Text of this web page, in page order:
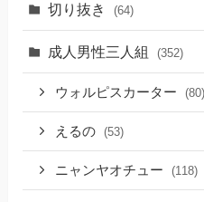
切り抜き (64)
成人男性三人組 (352)
ウォルピスカーター (80)
えるの (53)
ニャンヤオチュー (118)